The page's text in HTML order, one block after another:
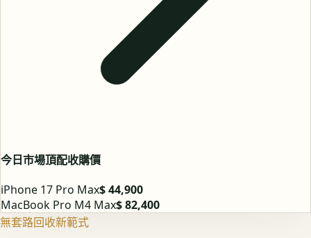
今日市場頂配收購價
iPhone 17 Pro Max$ 44,900
MacBook Pro M4 Max$ 82,400
無套路回收新範式